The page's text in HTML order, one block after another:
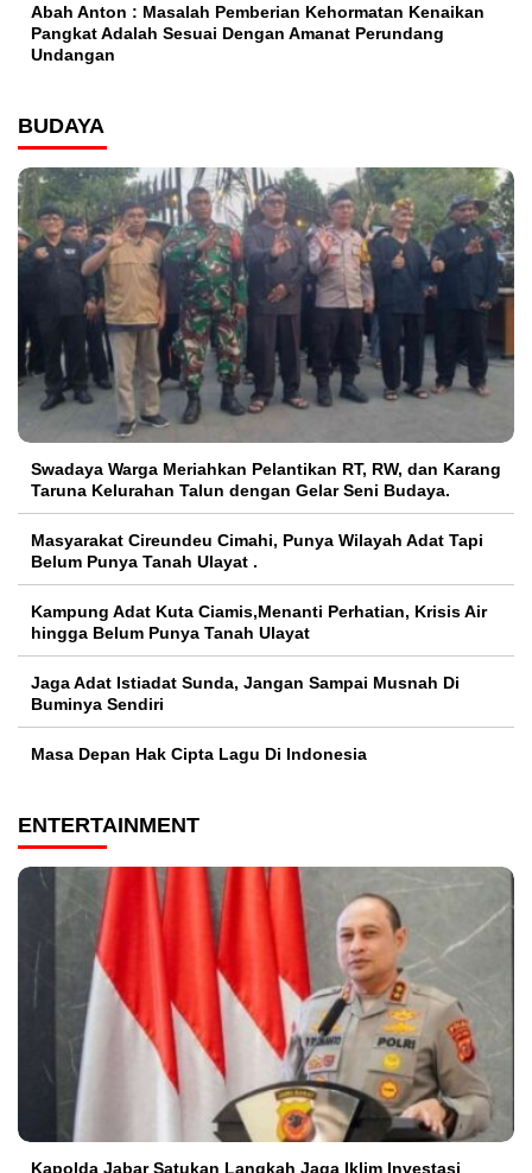
Abah Anton : Masalah Pemberian Kehormatan Kenaikan
Pangkat Adalah Sesuai Dengan Amanat Perundang
Undangan
BUDAYA
Swadaya Warga Meriahkan Pelantikan RT, RW, dan Karang
Taruna Kelurahan Talun dengan Gelar Seni Budaya.
Masyarakat Cireundeu Cimahi, Punya Wilayah Adat Tapi
Belum Punya Tanah Ulayat .
Kampung Adat Kuta Ciamis,Menanti Perhatian, Krisis Air
hingga Belum Punya Tanah Ulayat
Jaga Adat Istiadat Sunda, Jangan Sampai Musnah Di
Buminya Sendiri
Masa Depan Hak Cipta Lagu Di Indonesia
ENTERTAINMENT
Kapolda Jabar Satukan Langkah Jaga Iklim Investasi